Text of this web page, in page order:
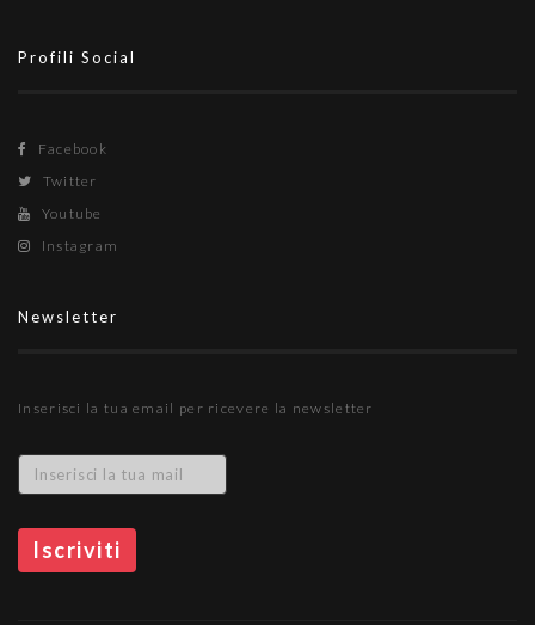
Profili Social
Facebook
Twitter
Youtube
Instagram
Newsletter
Inserisci la tua email per ricevere la newsletter